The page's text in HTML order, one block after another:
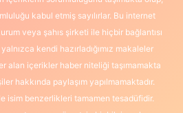
kabul etmiş sayılırlar. Bu internet
veya şahıs şirketi ile hiçbir bağlantısı
kendi hazırladığımız makaleler
alan içerikler haber niteliği taşımamakta
hakkında paylaşım yapılmamaktadır.
isim benzerlikleri tamamen tesadüfidir.